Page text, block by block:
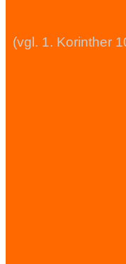
(vgl. 1. Korinther